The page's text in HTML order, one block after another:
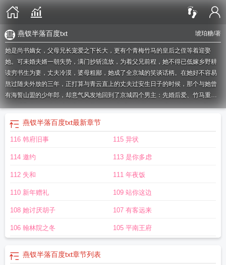
琥珀糖/著
燕钗半落百度txt
她是尚书嫡女，父母兄长宠爱之下长大，更有个青梅竹马的皇后之侄等着迎娶
她。可未婚夫婿一朝失势，满门抄斩流放，为着父兄前程，她不得已低嫁乡野耕
读穷书生为妻，丈夫冷漠，婆母粗鄙，她成了全京城的笑谈话柄。在她好不容易
熬过随夫外放的三年，正打算与青云直上的丈夫过安生日子的时候，那个与她曾
有海誓山盟的少年郎，却意气风发地回到了京城四个男主：先婚后爱、竹马重
逢、强取豪夺、暗恋成真燕钗半落停更了吗燕钗半落 琥珀燕钗半落TXT燕钗半
落 271燕钗半落笔趣阁 燕钗半落崔凝
半落完整版
半落琥珀糖笔趣阁
燕钗半落琥珀糖(npc)笔趣阁燕钗半落 琥珀糖(npc)免费阅
半落by琥珀糖
燕钗半落在线阅读 燕钗半落 琥珀糖(nph)笔趣
阁 燕钗半落 琥珀糖TXT 燕钗半落 笔趣阁 燕钗半落 txt
钗半落琥珀糖燕钗半落by琥珀糖笔趣阁燕钗梁是什么意思
费阅读燕钗半落琥珀糖(npc)百度 燕钗半落+琥珀糖燕钗半落琥珀糖npc笔趣
txt燕钗半落by琥珀糖笔趣阁免费阅读 燕钗半落(NPH)(琥珀糖)完结了吗
落无措版燕钗半落全文免费阅读燕钗半落433燕钗半落(nph)(琥珀糖)笔趣
阁燕钗半落by蜜姜燕钗半落 琥珀糖(npc)
钗初试汉宫妆燕钗半落琥珀糖讲的什么燕钗半落全文阅读燕钗半落by琥珀糖
燕钗半落百度txt最新章节
116 韩府旧事 115 异状
114 邀约 113 是你多虑
112 失和 111 年夜饭
110 新年赠礼 109 站你这边
108 她讨厌胡子 107 有客远来
106 翰林院之冬 105 平南王府
燕钗半落百度txt章节列表